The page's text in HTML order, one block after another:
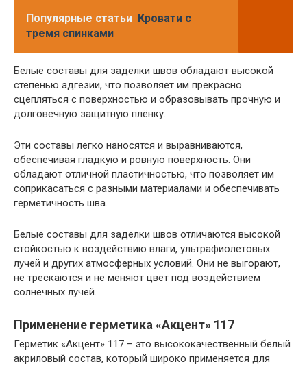
Популярные статьи Кровати с
тремя спинками
Белые составы для заделки швов обладают высокой
степенью адгезии, что позволяет им прекрасно
сцепляться с поверхностью и образовывать прочную и
долговечную защитную плёнку.
Эти составы легко наносятся и выравниваются,
обеспечивая гладкую и ровную поверхность. Они
обладают отличной пластичностью, что позволяет им
соприкасаться с разными материалами и обеспечивать
герметичность шва.
Белые составы для заделки швов отличаются высокой
стойкостью к воздействию влаги, ультрафиолетовых
лучей и других атмосферных условий. Они не выгорают,
не трескаются и не меняют цвет под воздействием
солнечных лучей.
Применение герметика «Акцент» 117
Герметик «Акцент» 117 – это высококачественный белый
акриловый состав, который широко применяется для